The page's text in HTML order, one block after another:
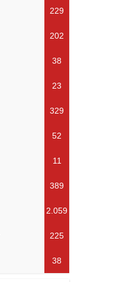
229
202
38
23
329
52
11
389
2.059
225
38